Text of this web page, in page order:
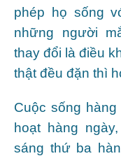
phép họ sống
những người
thay đổi là điều
thật đều đặn thì
Cuộc sống
hoạt hàng
sáng thứ ba